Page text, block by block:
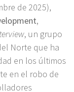
de 2025),
,
, un grupo
Norte que ha
en los últimos
en el robo de